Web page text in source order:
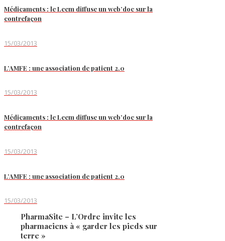
Médicaments : le Leem diffuse un web’doc sur la
contrefaçon
15/03/2013
L’AMFE : une association de patient 2.0
15/03/2013
Médicaments : le Leem diffuse un web’doc sur la
contrefaçon
15/03/2013
L’AMFE : une association de patient 2.0
15/03/2013
PharmaSite – L’Ordre invite les
pharmaciens à « garder les pieds sur
terre »